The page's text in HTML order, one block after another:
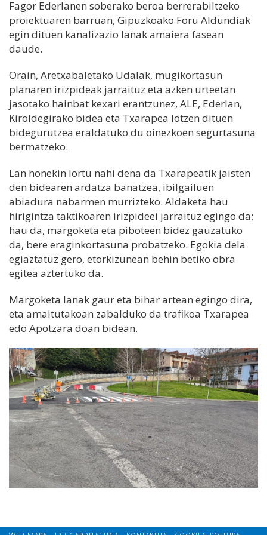
Fagor Ederlanen soberako beroa berrerabiltzeko
proiektuaren barruan, Gipuzkoako Foru Aldundiak
egin dituen kanalizazio lanak amaiera fasean
daude.
Orain, Aretxabaletako Udalak, mugikortasun
planaren irizpideak jarraituz eta azken urteetan
jasotako hainbat kexari erantzunez, ALE, Ederlan,
Kiroldegirako bidea eta Txarapea lotzen dituen
bidegurutzea eraldatuko du oinezkoen segurtasuna
bermatzeko.
Lan honekin lortu nahi dena da Txarapeatik jaisten
den bidearen ardatza banatzea, ibilgailuen
abiadura nabarmen murrizteko. Aldaketa hau
hirigintza taktikoaren irizpideei jarraituz egingo da;
hau da, margoketa eta piboteen bidez gauzatuko
da, bere eraginkortasuna probatzeko. Egokia dela
egiaztatuz gero, etorkizunean behin betiko obra
egitea aztertuko da.
Margoketa lanak gaur eta bihar artean egingo dira,
eta amaitutakoan zabalduko da trafikoa Txarapea
edo Apotzara doan bidean.